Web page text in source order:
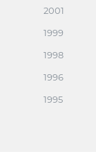
2001
1999
1998
1996
1995